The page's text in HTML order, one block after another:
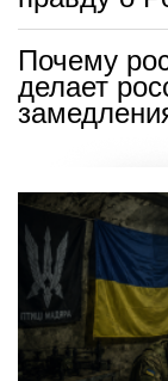
Почему
делает